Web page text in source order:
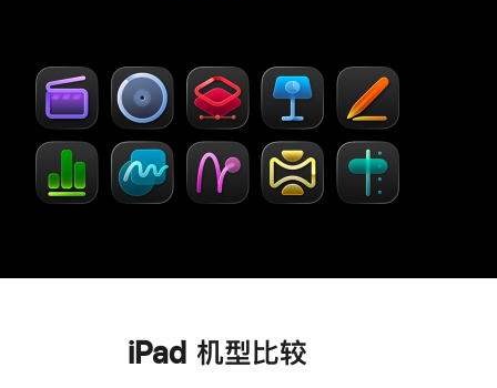
了
Creator Studio
口
打
开)
iPad 机型比较